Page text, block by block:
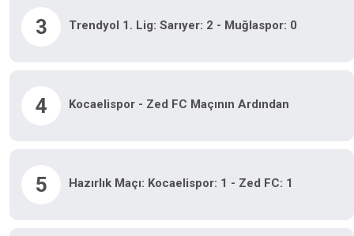
3 Trendyol 1. Lig: Sarıyer: 2 - Muğlaspor: 0
4 Kocaelispor - Zed FC Maçının Ardından
5 Hazırlık Maçı: Kocaelispor: 1 - Zed FC: 1